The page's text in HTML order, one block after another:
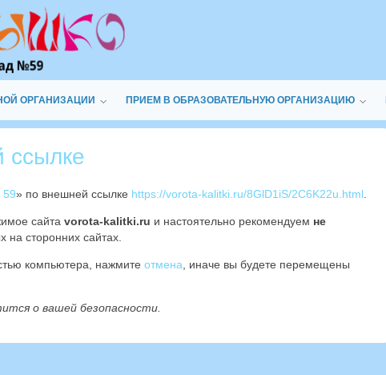
ОРГАНИЗАЦИИ ПРИЕМ В ОБРАЗОВАТЕЛЬНУЮ ОРГАНИЗАЦИЮ
ссылке
» по внешней ссылке https://vorota-kalitki.ru/8GlD1iS/2C6K22u.html
сайта vorota-kalitki.ru и настоятельно рекомендуем не
на сторонних сайтах.
компьютера, нажмите отмена , иначе вы будете перемещены
о вашей безопасности.